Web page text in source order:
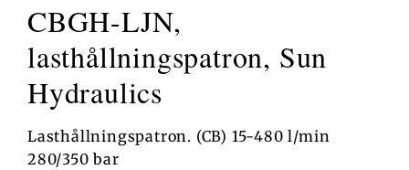
CBGH-LJN,
lasthållningspatron, Sun
Hydraulics
Lasthållningspatron. (CB) 15-480 l/min
280/350 bar